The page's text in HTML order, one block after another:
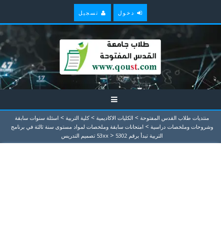
دخول تسجيل
منتديات طلاب القدس المفتوحة > الكليات الاكاديمية > كلية التربية > اسئلة سنوات سابقة
وشروحات وملخصات دراسية > امتحانات سابقة وملخصات لمواد مستوى سنة ثالثة في برنامج
التربية تبدأ برقم 53xx
> 5302 تصميم التدريس